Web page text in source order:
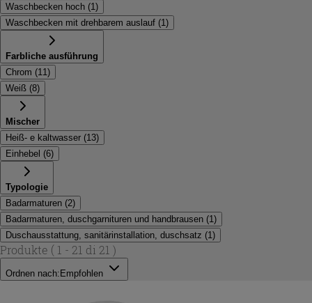
Waschbecken hoch (1 )
Waschbecken mit drehbarem auslauf (1 )
Farbliche ausführung
Chrom (11 )
Weiß (8)
Mischer
Heiß- e kaltwasser (13)
Einhebel (6)
Typologie
Badarmaturen (2)
Badarmaturen, duschgarnituren und handbrausen (1 )
Duschausstattung, sanitärinstallation, duschsatz (1 )
Produkte ( 1 - 21 di 21 )
Ordnen nach: Empfohlen